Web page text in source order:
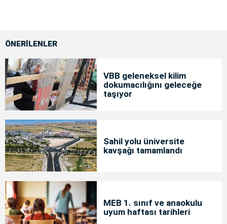
ÖNERİLENLER
VBB geleneksel kilim
dokumacılığını geleceğe
taşıyor
Sahil yolu üniversite
kavşağı tamamlandı
MEB 1. sınıf ve anaokulu
uyum haftası tarihleri